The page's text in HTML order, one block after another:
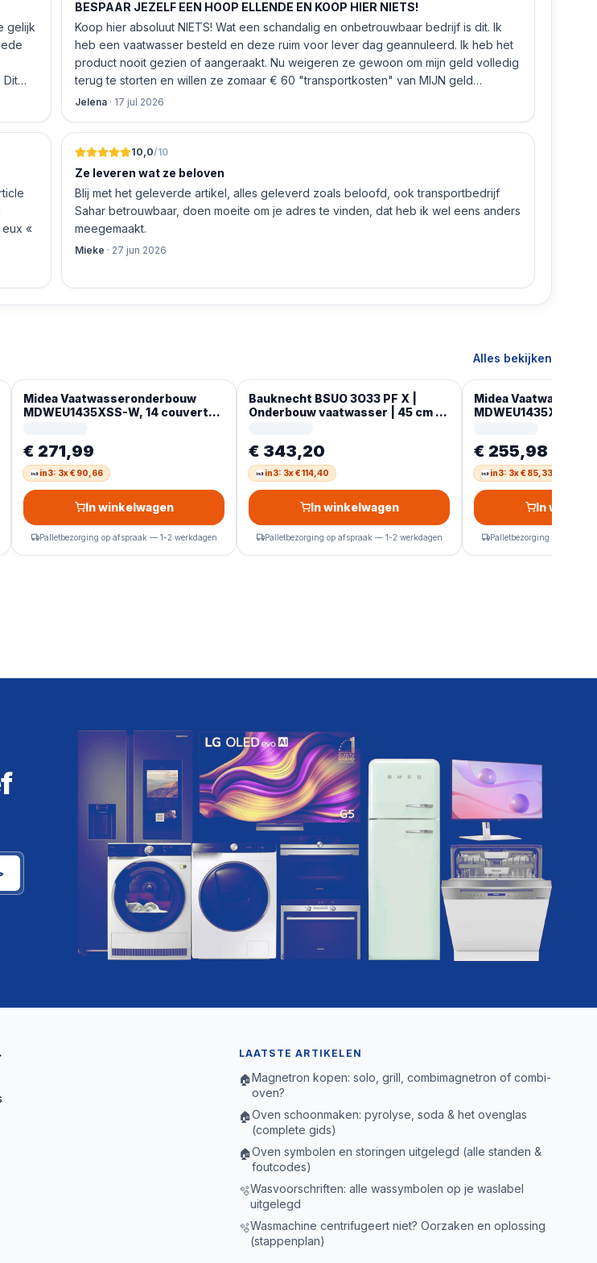
gelijk
Dit
16.00
BESPAAR JEZELF EEN HOOP ELLENDE EN KOOP HIER NIETS!
Koop hier absoluut NIETS! Wat een schandalig en onbetrouwbaar bedrijf is dit. Ik
heb een vaatwasser besteld en deze ruim voor lever dag geannuleerd. Ik heb het
product nooit gezien of aangeraakt. Nu weigeren ze gewoon om mijn geld volledig
terug te storten en willen ze zomaar € 60 "transportkosten" van MIJN geld
inhouden!
Jelena · 17 jul 2026
eux «
10,0/10
Ze leveren wat ze beloven
Blij met het geleverde artikel, alles geleverd zoals beloofd, ook transportbedrijf
Sahar betrouwbaar, doen moeite om je adres te vinden, dat heb ik wel eens anders
meegemaakt.
Mieke · 27 jun 2026
Alles bekijken
Midea Vaatwasseronderbouw
MDWEU1435XSS-W, 14 couverts,
€ 271,99
in3: 3x € 90,66
In winkelwagen
Palletbezorging op afspraak — 1-2 werkdagen
Bauknecht BSUO 3O33 PF X |
Onderbouw vaatwasser | 45 cm |
€ 343,20
in3: 3x € 114,40
In winkelwagen
Palletbezorging op afspraak — 1-2 werkdagen
Midea
MDWEU1435XSS-
€ 255,98
in3: 3x € 85,33
In
Palletbezorging op
LAATSTE ARTIKELEN
🏠 Magnetron kopen: solo, grill, combimagnetron of combi-
oven?
🏠Oven schoonmaken: pyrolyse, soda & het ovenglas
(complete gids)
🏠Oven symbolen en storingen uitgelegd (alle standen &
foutcodes)
🫧Wasvoorschriften: alle wassymbolen op je waslabel
uitgelegd
🫧Wasmachine centrifugeert niet? Oorzaken en oplossing
(stappenplan)